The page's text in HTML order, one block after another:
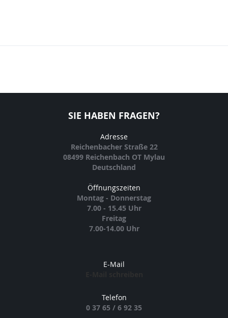
SIE HABEN FRAGEN?
Adresse
Reichenbacher Straße 22
08499 Reichenbach OT Mylau
Deutschland
Öffnungszeiten
Montag - Donnerstag
7.00 - 15.45 Uhr
Freitag
7.00-14.00 Uhr
E-Mail
Telefon
0 37 65 / 6 92 35